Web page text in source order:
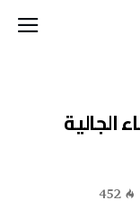
الجالية
452